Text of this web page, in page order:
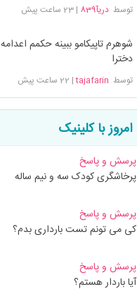
توسطدریآ839 |23 ساعت پیش
شوهرم تاپیکامو ببینه حکمم اعدامه
دخترا
توسط tajafarin
| 22 ساعت پیش
امروز با کلینیک
پرسش و پاسخ
پرخاشگری کودک سه و نیم ساله
پرسش و پاسخ
کی می تونم تست بارداری بدم؟
پرسش و پاسخ
آیا باردار هستم؟